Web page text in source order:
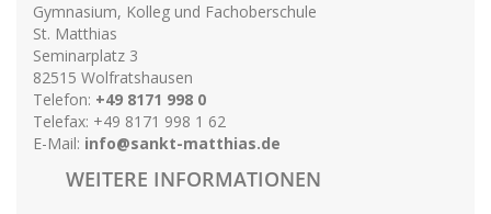
Gymnasium, Kolleg und Fachoberschule
St. Matthias
Seminarplatz 3
82515 Wolfratshausen
Telefon: +49 8171 998 0
Telefax: +49 8171 998 1 62
E-Mail: info@sankt-matthias.de
WEITERE INFORMATIONEN